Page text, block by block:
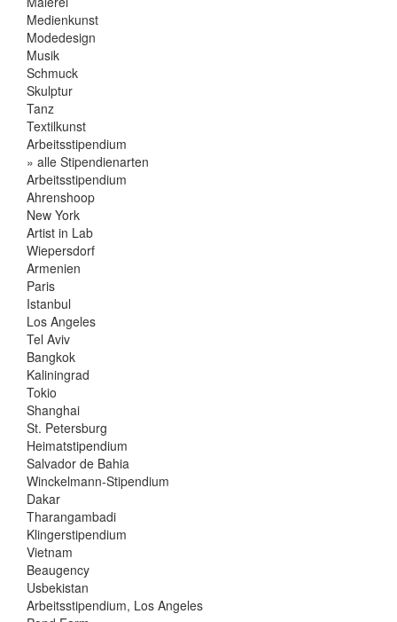
Medienkunst
Modedesign
Musik
Schmuck
Skulptur
Tanz
Textilkunst
Arbeitsstipendium
» alle Stipendienarten
Arbeitsstipendium
Ahrenshoop
New York
Artist in Lab
Wiepersdorf
Armenien
Paris
Istanbul
Los Angeles
Tel Aviv
Bangkok
Kaliningrad
Tokio
Shanghai
St. Petersburg
Heimatstipendium
Salvador de Bahia
Winckelmann-Stipendium
Dakar
Tharangambadi
Klingerstipendium
Vietnam
Beaugency
Usbekistan
Arbeitsstipendium, Los Angeles